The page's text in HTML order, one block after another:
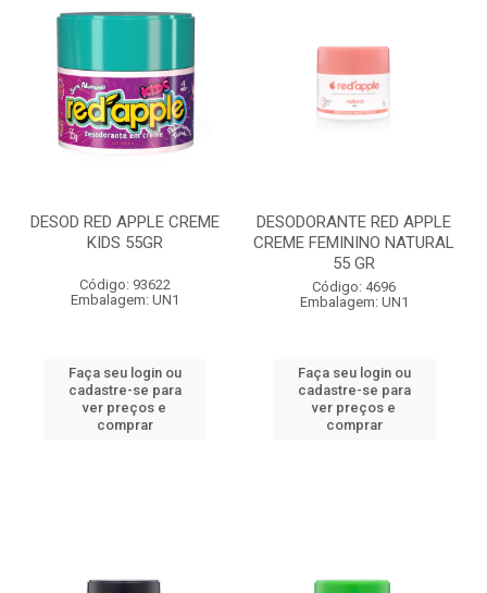
DESOD RED APPLE CREME
KIDS 55GR
Código: 93622
Embalagem: UN1
Faça seu login ou
cadastre-se para
ver preços e
comprar
DESODORANTE RED APPLE
CREME FEMININO NATURAL
55 GR
Código: 4696
Embalagem: UN1
Faça seu login ou
cadastre-se para
ver preços e
comprar